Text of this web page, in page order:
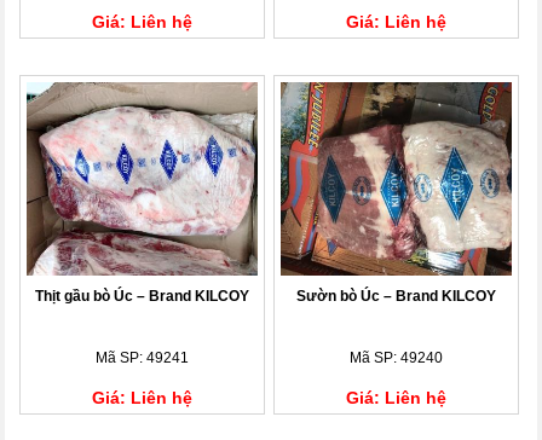
Giá: Liên hệ Giá: Liên hệ
Thịt gầu bò Úc – Brand KILCOY
Mã SP: 49241
Giá: Liên hệ
Sườn bò Úc – Brand KILCOY
Mã SP: 49240
Giá: Liên hệ